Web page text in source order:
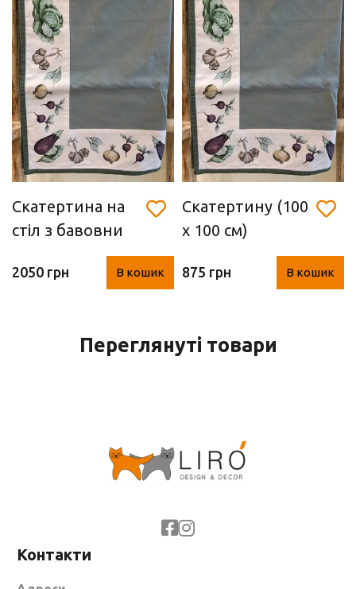
Скатертина на
стіл з бавовни
(130 х 180 см)
2050 грн В кошик
Скатертину (100
х 100 см)
875 грн В кошик
Переглянуті товари
Контакти